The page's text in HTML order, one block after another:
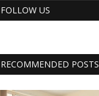
FOLLOW US
RECOMMENDED POSTS